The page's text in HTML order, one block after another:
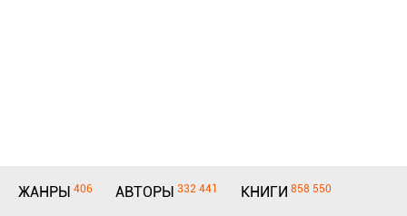
ЖАНРЫ 406 АВТОРЫ 332 441 КНИГИ 858 550